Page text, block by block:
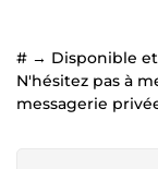
# → Disponible
N'hésitez pas à
messagerie